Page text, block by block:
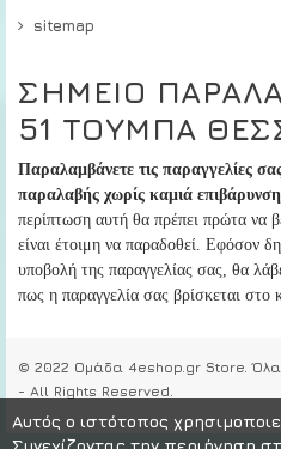
sitemap
ΣΗΜΕΙΟ
51 ΤΟΥΜΠΑ
Παραλαμβάνετε τις παραγγελίες
παραλαβής χωρίς καμιά
περίπτωση αυτή θα πρέπει πρώτα να
είναι έτοιμη να παραδοθεί . Εφόσον
υποβολή της παραγγελίας σας, θα
πως η παραγγελία σας βρίσκεται στο
© 2022 Ομάδα 4eshop.gr Store.
- All Rights Reserved.
Αυτός ο ιστότοπος
Συνεχίζοντας την περιήγηση